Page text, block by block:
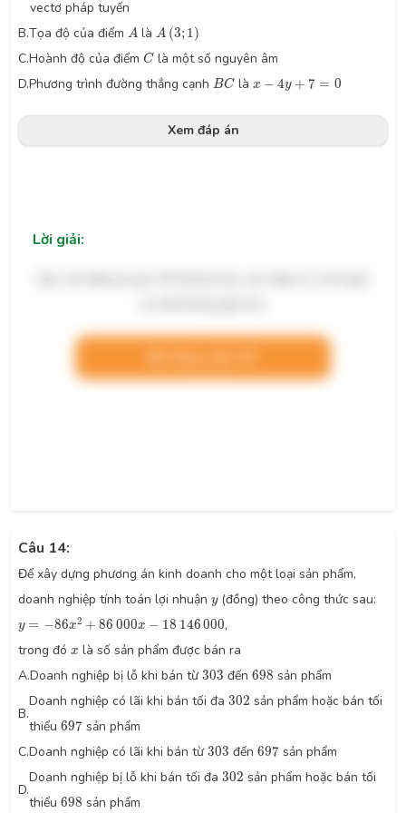
vectơ pháp tuyến
B.Tọa độ của điểm A
A là A (3; 1)
A (3;1)
C.Hoành độ của điểm C
Clà một số nguyên âm
D.Phương trình đường thẳng cạnh BC
BClà x − 4y + 7 = 0
x− y+7= 0
Xem đáp án
Lời giải:
Câu 14:
Để xây dựng phương án kinh doanh cho một loại sản phẩm,
doanh nghiệp tính toán lợi nhuận y
y(đồng) theo công thức sau:
y = −86x2 + 86 000x − 18 146000
86x2 + 86 000x− 146 000
,
trong đó x
x là số sản phẩm được bán ra
A.Doanh nghiệp bị lỗ khi bán từ303
303 đến 698
698 sản phẩm
B.
Doanh nghiệp có lãi khi bán tối đa 302
302 sản phẩm hoặc bán tối
thiểu 697
697 sản phẩm
C.Doanh nghiệp có lãi khi bán từ303
303 đến 697
697 sản phẩm
D.
Doanh nghiệp bị lỗ khi bán tối đa 302
302 sản phẩm hoặc bán tối
thiểu 698
698 sản phẩm